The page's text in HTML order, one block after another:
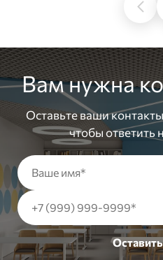
Вам нужна
Оставьте ваши
чтобы ответить